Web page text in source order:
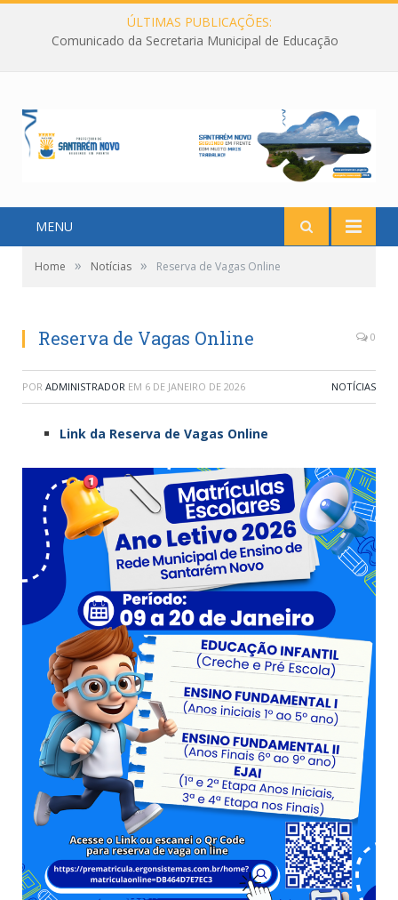
ÚLTIMAS PUBLICAÇÕES:
Comunicado da Secretaria Municipal de Educação
MENU
Home » Notícias » Reserva de Vagas Online
Reserva de Vagas Online 0
POR ADMINISTRADOR EM 6 DE JANEIRO DE 2026 NOTÍCIAS
Link da Reserva de Vagas Online